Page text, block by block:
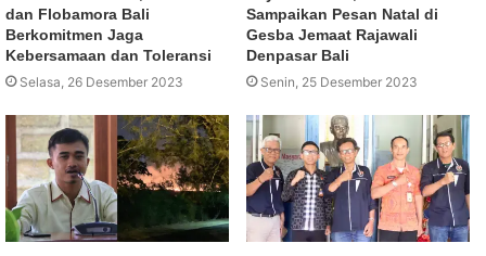
dan Flobamora Bali
Berkomitmen Jaga
Kebersamaan dan Toleransi
Selasa, 26 Desember 2023
Sampaikan Pesan Natal di
Gesba Jemaat Rajawali
Denpasar Bali
Senin, 25 Desember 2023